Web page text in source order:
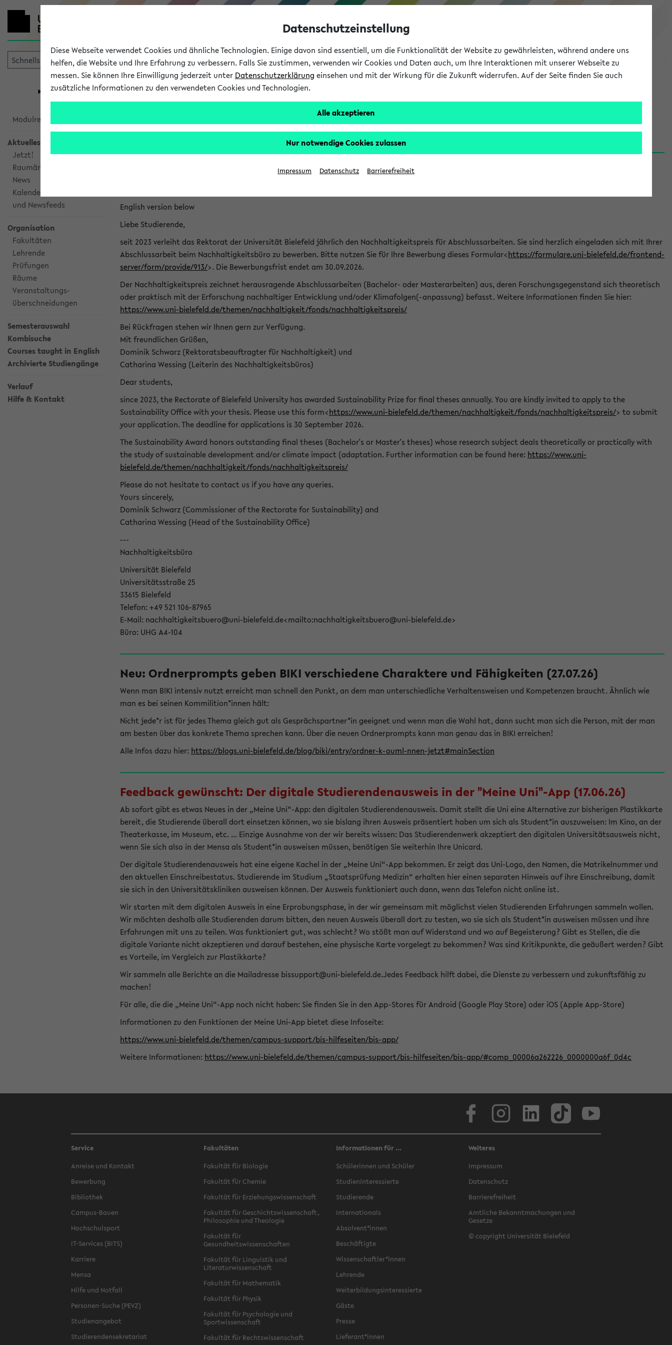
eKVV
Universität Forschung Studium
eKVV
Modulrecherche
Aktuelles
Jetzt!
Raumänderungen
News
Kalenderintegration
und Newsfeeds
Organisation
Fakultäten
Lehrende
Prüfungen
Räume
Veranstaltungs-
überschneidungen
Semesterauswahl
Kombisuche
Courses taught in English
Archivierte Studiengänge
Verlauf
Hilfe & Kontakt
eKVV News
Nachhaltigkeitspreis 2026: Bewerbungsphase gestartet (06.08.26)
English version below
Liebe Studierende,
seit 2023 verleiht das Rektorat der Universität Bielefeld jährlich den Nachhaltigkeitspreis für Abschlussarbeiten. Sie sind herzlich eingeladen sich mit Ihrer
Abschlussarbeit beim Nachhaltigkeitsbüro zu bewerben. Bitte nutzen Sie für Ihre Bewerbung dieses Formular<https://formulare.uni-bielefeld.de/frontend-
server/form/provide/913/>. Die Bewerbungsfrist endet am 30.09.2026.
Der Nachhaltigkeitspreis zeichnet herausragende Abschlussarbeiten (Bachelor- oder Masterarbeiten) aus, deren Forschungsgegenstand sich theoretisch
oder praktisch mit der Erforschung nachhaltiger Entwicklung und/oder Klimafolgen(-anpassung) befasst. Weitere Informationen finden Sie hier:
https://www.uni-bielefeld.de/themen/nachhaltigkeit/fonds/nachhaltigkeitspreis/
Bei Rückfragen stehen wir Ihnen gern zur Verfügung.
Mit freundlichen Grüßen,
Dominik Schwarz (Rektoratsbeauftragter für Nachhaltigkeit) und
Catharina Wessing (Leiterin des Nachhaltigkeitsbüros)
Dear students,
since 2023, the Rectorate of Bielefeld University has awarded Sustainability Prize for final theses annually. You are kindly invited to apply to the
Sustainability Office with your thesis. Please use this form<https://www.uni-bielefeld.de/themen/nachhaltigkeit/fonds/nachhaltigkeitspreis/> to submit
your application. The deadline for applications is 30 September 2026.
The Sustainability Award honors outstanding final theses (Bachelor's or Master's theses) whose research subject deals theoretically or practically with
the study of sustainable development and/or climate impact (adaptation. Further information can be found here: https://www.uni-
bielefeld.de/themen/nachhaltigkeit/fonds/nachhaltigkeitspreis/
Please do not hesitate to contact us if you have any queries.
Yours sincerely,
Dominik Schwarz (Commissioner of the Rectorate for Sustainability) and
Catharina Wessing (Head of the Sustainability Office)
---
Nachhaltigkeitsbüro
Universität Bielefeld
Universitätsstraße 25
33615 Bielefeld
Telefon: +49 521 106-87965
E-Mail: nachhaltigkeitsbuero@uni-bielefeld.de<mailto:nachhaltigkeitsbuero@uni-bielefeld.de>
Büro: UHG A4-104
Neu: Ordnerprompts geben BIKI verschiedene Charaktere und Fähigkeiten (27.07.26)
Wenn man BIKI intensiv nutzt erreicht man schnell den Punkt, an dem man unterschiedliche Verhaltensweisen und Kompetenzen braucht. Ähnlich wie
man es bei seinen Kommilition*innen hält:
Nicht jede*r ist für jedes Thema gleich gut als Gesprächspartner*in geeignet und wenn man die Wahl hat, dann sucht man sich die Person, mit der man
am besten über das konkrete Thema sprechen kann. Über die neuen Ordnerprompts kann man genau das in BIKI erreichen!
Alle Infos dazu hier: https://blogs.uni-bielefeld.de/blog/biki/entry/ordner-k-ouml-nnen-jetzt#mainSection
Feedback gewünscht: Der digitale Studierendenausweis in der "Meine Uni"-App (17.06.26)
Ab sofort gibt es etwas Neues in der „Meine Uni“-App: den digitalen Studierendenausweis. Damit stellt die Uni eine Alternative zur bisherigen Plastikkarte
bereit, die Studierende überall dort einsetzen können, wo sie bislang ihren Ausweis präsentiert haben um sich als Student*in auszuweisen: Im Kino, an der
Theaterkasse, im Museum, etc. ... Einzige Ausnahme von der wir bereits wissen: Das Studierendenwerk akzeptiert den digitalen Universitätsausweis nicht,
wenn Sie sich also in der Mensa als Student*in ausweisen müssen, benötigen Sie weiterhin Ihre Unicard.
Der digitale Studierendenausweis hat eine eigene Kachel in der „Meine Uni“-App bekommen. Er zeigt das Uni-Logo, den Namen, die Matrikelnummer und
den aktuellen Einschreibestatus. Studierende im Studium „Staatsprüfung Medizin“ erhalten hier einen separaten Hinweis auf ihre Einschreibung, damit
sie sich in den Universitätskliniken ausweisen können. Der Ausweis funktioniert auch dann, wenn das Telefon nicht online ist.
Wir starten mit dem digitalen Ausweis in eine Erprobungsphase, in der wir gemeinsam mit möglichst vielen Studierenden Erfahrungen sammeln wollen.
Wir möchten deshalb alle Studierenden darum bitten, den neuen Ausweis überall dort zu testen, wo sie sich als Student*in ausweisen müssen und ihre
Erfahrungen mit uns zu teilen. Was funktioniert gut, was schlecht? Wo stößt man auf Widerstand und wo auf Begeisterung? Gibt es Stellen, die die
digitale Variante nicht akzeptieren und darauf bestehen, eine physische Karte vorgelegt zu bekommen? Was sind Kritikpunkte, die geäußert werden? Gibt
es Vorteile, im Vergleich zur Plastikkarte?
Wir sammeln alle Berichte an die Mailadresse bissupport@uni-bielefeld.de.Jedes Feedback hilft dabei, die Dienste zu verbessern und zukunftsfähig zu
machen!
Für alle, die die „Meine Uni“-App noch nicht haben: Sie finden Sie in den App-Stores für Android (Google Play Store) oder iOS (Apple App-Store)
Informationen zu den Funktionen der Meine Uni-App bietet diese Infoseite:
https://www.uni-bielefeld.de/themen/campus-support/bis-hilfeseiten/bis-app/
Weitere Informationen: https://www.uni-bielefeld.de/themen/campus-support/bis-hilfeseiten/bis-app/#comp_00006a262226_0000000a6f_0d4c
Service
Anreise und Kontakt
Bewerbung
Bibliothek
Campus-Bauen
Hochschulsport
IT-Services (BITS)
Karriere
Mensa
Hilfe und Notfall
Personen-Suche (PEVZ)
Studienangebot
Studierendensekretariat
Fakultäten
Fakultät für Biologie
Fakultät für Chemie
Fakultät für Erziehungswissenschaft
Fakultät für Geschichtswissenschaft,
Philosophie und Theologie
Fakultät für
Gesundheitswissenschaften
Fakultät für Linguistik und
Literaturwissenschaft
Fakultät für Mathematik
Fakultät für Physik
Fakultät für Psychologie und
Sportwissenschaft
Fakultät für Rechtswissenschaft
Informationen für ...
Schülerinnen und Schüler
Studieninteressierte
Studierende
Internationals
Absolvent*innen
Beschäftigte
Wissenschaftler*innen
Lehrende
Weiterbildungsinteressierte
Gäste
Presse
Lieferant*innen
Weiteres
Impressum
Datenschutz
Barrierefreiheit
Amtliche Bekanntmachungen und
Gesetze
© copyright Universität Bielefeld
Datenschutzeinstellung
Diese Webseite verwendet Cookies und ähnliche Technologien. Einige davon sind essentiell, um die Funktionalität der Website zu gewährleisten, während andere uns
helfen, die Website und Ihre Erfahrung zu verbessern. Falls Sie zustimmen, verwenden wir Cookies und Daten auch, um Ihre Interaktionen mit unserer Webseite zu
messen. Sie können Ihre Einwilligung jederzeit unter Datenschutzerklärung einsehen und mit der Wirkung für die Zukunft widerrufen. Auf der Seite finden Sie auch
zusätzliche Informationen zu den verwendeten Cookies und Technologien.
Alle akzeptieren
Nur notwendige Cookies zulassen
Impressum Datenschutz Barrierefreiheit